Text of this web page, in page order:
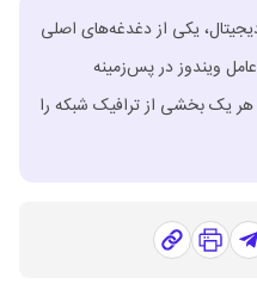
یکی از دغدغه‌های اصلی
ویندوز در پس‌زمینه
هر یک بخشی از ترافیک شبکه را